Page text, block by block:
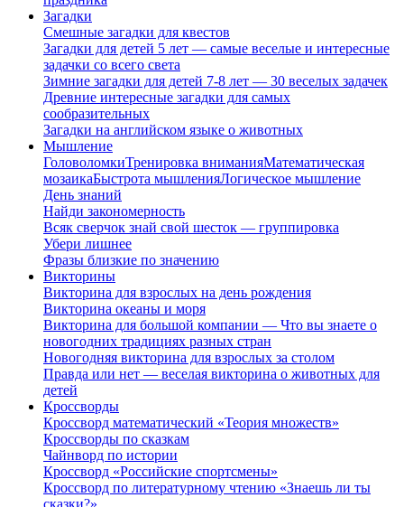
Загадки
Смешные загадки для квестов
Загадки для детей 5 лет — самые веселые и интересные
задачки со всего света
Зимние загадки для детей 7-8 лет — 30 веселых задачек
Древние интересные загадки для самых
сообразительных
Загадки на английском языке о животных
Мышление
ГоловоломкиТренировка вниманияМатематическая
мозаикаБыстрота мышленияЛогическое мышление
День знаний
Найди закономерность
Всяк сверчок знай свой шесток — группировка
Убери лишнее
Фразы близкие по значению
Викторины
Викторина для взрослых на день рождения
Викторина океаны и моря
Викторина для большой компании — Что вы знаете о
новогодних традициях разных стран
Новогодняя викторина для взрослых за столом
Правда или нет — веселая викторина о животных для
детей
Кроссворды
Кроссворд математический «Теория множеств»
Кроссворды по сказкам
Чайнворд по истории
Кроссворд «Российские спортсмены»
Кроссворд по литературному чтению «Знаешь ли ты
сказки?»